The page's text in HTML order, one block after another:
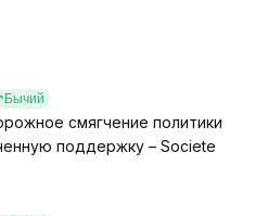
Бычий
смягчение политики
поддержку – Societe